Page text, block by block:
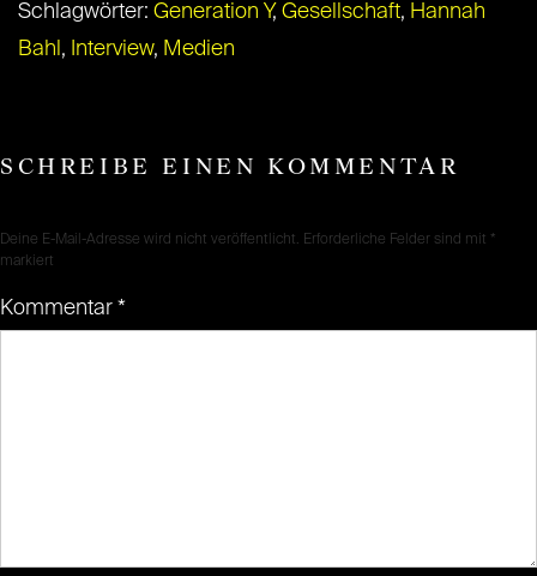
Schlagwörter: Generation Y, Gesellschaft, Hannah
Bahl , Interview, Medien
SCHREIBE EINEN KOMMENTAR
Deine E-Mail-Adresse wird nicht veröffentlicht. Erforderliche Felder sind mit *
markiert
Kommentar *